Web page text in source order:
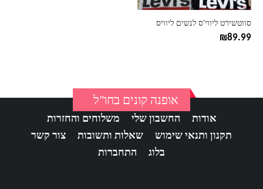
סווטשירט ליווי'ס לנשים ליוויס
₪89.99
האפשרויות
המוצר
אופנה קונים בחו"ל
אודות החשבון שלי
משלוחים והחזרות
תקנון ותנאי שימוש
שאלות ותשובות
צור קשר
בלוג
התחברות